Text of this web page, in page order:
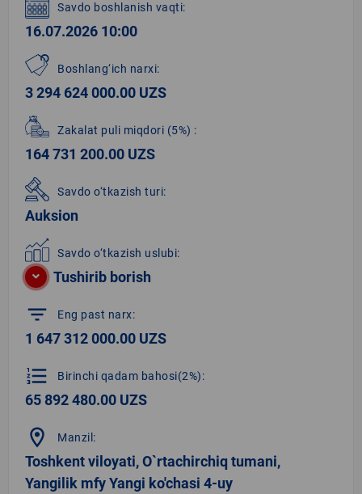
Savdo boshlanish vaqti:
16.07.2026 10:00
Boshlang‘ich narxi:
3 294 624 000.00 UZS
Zakalat puli miqdori (5%) :
164 731 200.00 UZS
Savdo o‘tkazish turi:
Auksion
Savdo o‘tkazish uslubi:
Tushirib borish
filter_list Eng past narx:
1 647 312 000.00 UZS
format_list_numbered Birinchi qadam bahosi(2%):
65 892 480.00 UZS
location_on Manzil:
Toshkent viloyati, O`rtachirchiq tumani,
Yangilik mfy Yangi ko'chasi 4-uy